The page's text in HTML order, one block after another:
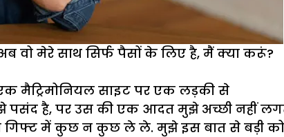
वो मेरे साथ सिर्फ पैसों के लिए है, मैं क्या करूं?
मैट्रिमोनियल साइट पर एक लड़की से
है, पर उस की एक आदत मुझे अच्छी नहीं
में कुछ न कुछ ले ले. मुझे इस बात से बड़ी